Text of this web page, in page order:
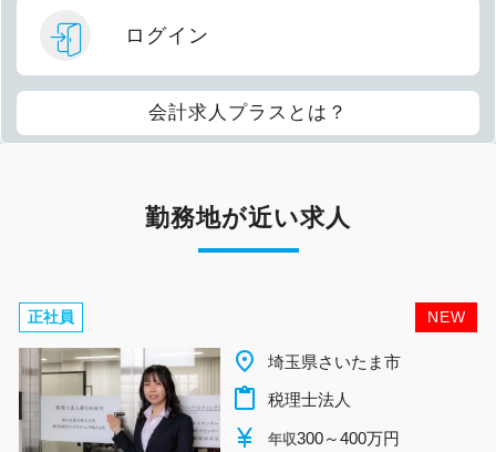
ログイン
会計求人プラスとは？
勤務地が近い求人
NEW
正社員
place 埼玉県さいたま市
content_paste 税理士法人
currency_yen 年収300～400万円